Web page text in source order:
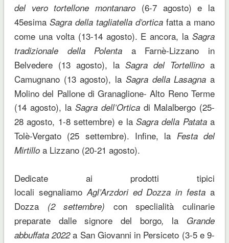
del vero tortellone montanaro (6-7 agosto) e la
45esima Sagra della tagliatella d’ortica fatta a mano
come una volta (13-14 agosto). E ancora, laSagra
tradizionale della Polenta a Farnè-Lizzano in
Belvedere (13 agosto), laSagra del Tortellino a
Camugnano (13 agosto), la Sagra della Lasagnaa
Molino del Pallone di Granaglione- Alto Reno Terme
(14 agosto), la Sagra dell’Ortica di Malalbergo (25-
28 agosto, 1-8 settembre) e laSagra della Patataa
Tolè-Vergato (25 settembre). Infine, la Festa del
Mirtilloa Lizzano (20-21 agosto).
Dedicate ai prodotti tipici
locali segnaliamo Agl’Arzdori ed Dozza in festaa
Dozza(2 settembre) con speclialità culinarie
preparate dalle signore del borgo, la Grande
abbuffata 2022a San Giovanni in Persiceto (3-5 e 9-